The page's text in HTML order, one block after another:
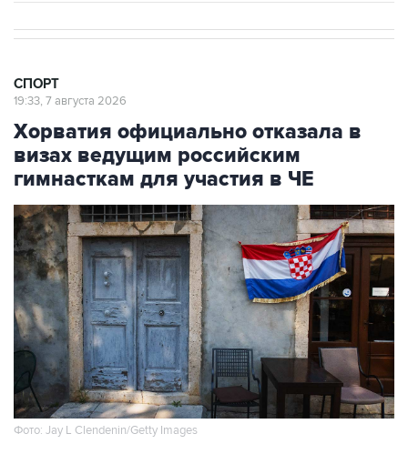
СПОРТ
19:33, 7 августа 2026
Хорватия официально отказала в
визах ведущим российским
гимнасткам для участия в ЧЕ
Фото: Jay L Clendenin/Getty Images